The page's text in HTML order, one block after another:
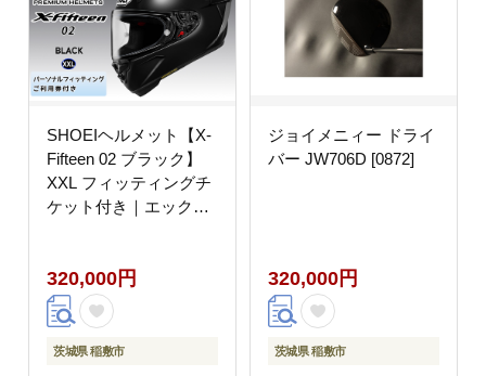
SHOEIヘルメット【X-
Fifteen 02 ブラック】
XXL フィッティングチ
ケット付き｜エックス
ツーリング レーサー シ
ョウエイ [2212]
320,000円
茨城県 稲敷市
ジョイメニィー ドライ
バー JW706D [0872]
320,000円
茨城県 稲敷市